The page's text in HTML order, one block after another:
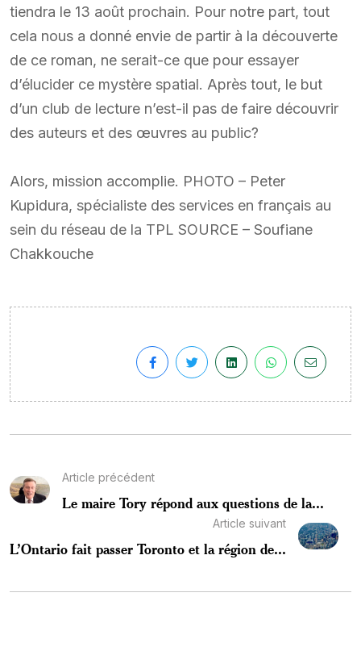
tiendra le 13 août prochain. Pour notre part, tout
cela nous a donné envie de partir à la découverte
de ce roman, ne serait-ce que pour essayer
d’élucider ce mystère spatial. Après tout, le but
d’un club de lecture n’est-il pas de faire découvrir
des auteurs et des œuvres au public?
Alors, mission accomplie. PHOTO – Peter
Kupidura, spécialiste des services en français au
sein du réseau de la TPL SOURCE – Soufiane
Chakkouche
Article précédent
Le maire Tory répond aux questions de la...
Article suivant
L’Ontario fait passer Toronto et la région de...